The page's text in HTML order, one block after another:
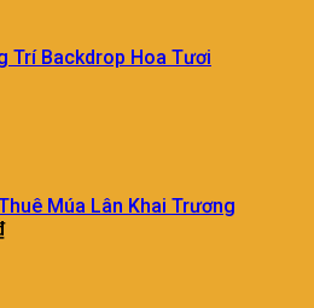
Trí Backdrop Hoa Tươi
Múa Lân Khai Trương